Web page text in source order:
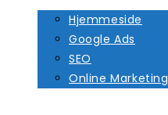
Hjemmeside
Google Ads
SEO
Online Marketing